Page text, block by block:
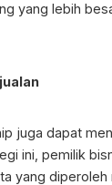
yang lebih
juga dapat
ini, pemilik
yang diperoleh